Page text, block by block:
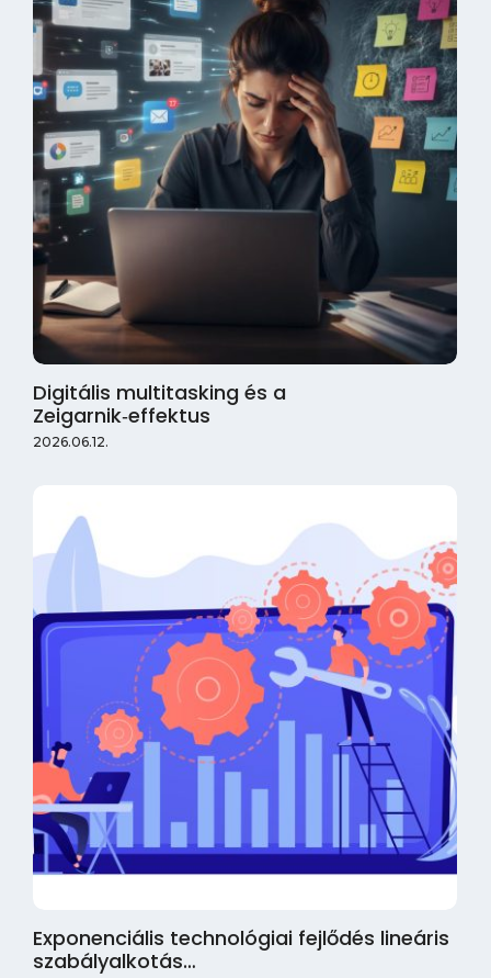
Digitális multitasking és a
Zeigarnik‑effektus
2026.06.12.
Exponenciális technológiai fejlődés lineáris
szabályalkotás…